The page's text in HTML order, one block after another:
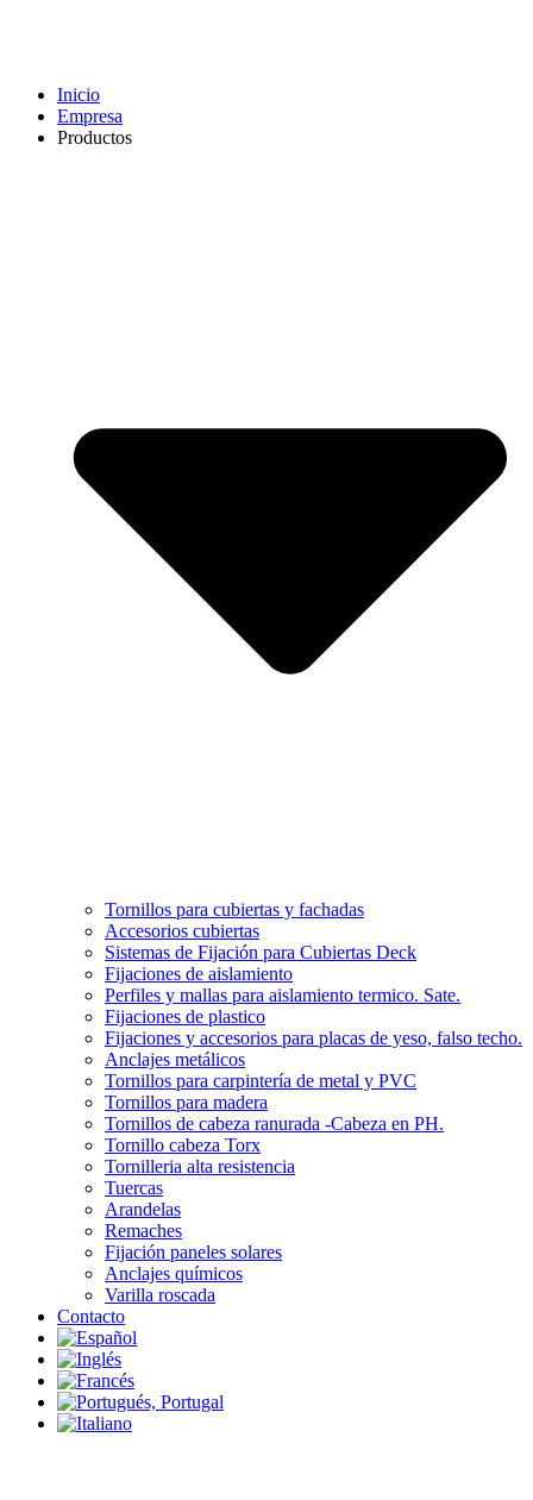
Inicio
Empresa
Productos
Tornillos para cubiertas y fachadas
Accesorios cubiertas
Sistemas de Fijación para Cubiertas Deck
Fijaciones de aislamiento
Perfiles y mallas para aislamiento termico. Sate.
Fijaciones de plastico
Fijaciones y accesorios para placas de yeso, falso techo.
Anclajes metálicos
Tornillos para carpintería de metal y PVC
Tornillos para madera
Tornillos de cabeza ranurada -Cabeza en PH.
Tornillo cabeza Torx
Tornilleria alta resistencia
Tuercas
Arandelas
Remaches
Fijación paneles solares
Anclajes químicos
Varilla roscada
Contacto